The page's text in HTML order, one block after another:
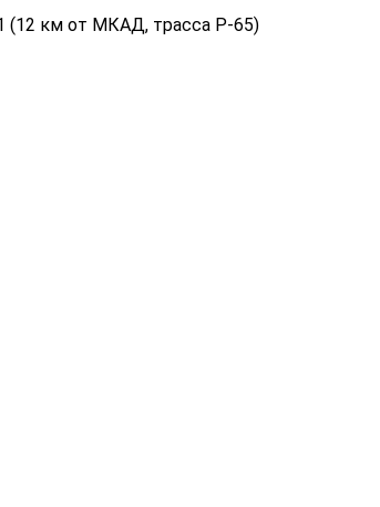
(12 км от МКАД, трасса P-65)